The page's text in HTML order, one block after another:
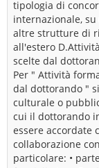
tipologia di
internazionale, su
altre strutture di
all'estero
scelte dal
Per " Attività
dal dottorando "
culturale o
cui il dottorando
essere accordate
collaborazione
particolare: •